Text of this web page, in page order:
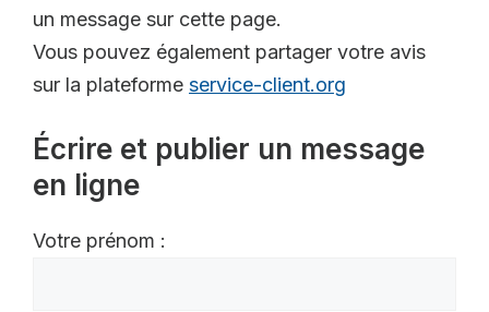
un message sur cette page.
Vous pouvez également partager votre avis
sur la plateforme service-client.org
Écrire et publier un message
en ligne
Votre prénom :